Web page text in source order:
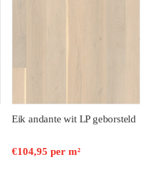
Eik andante wit LP geborsteld
€104,95 per m²